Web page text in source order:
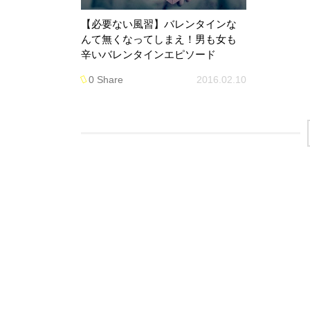
【必要ない風習】バレンタインな
んて無くなってしまえ！男も女も
辛いバレンタインエピソード
0 Share 2016.02.10